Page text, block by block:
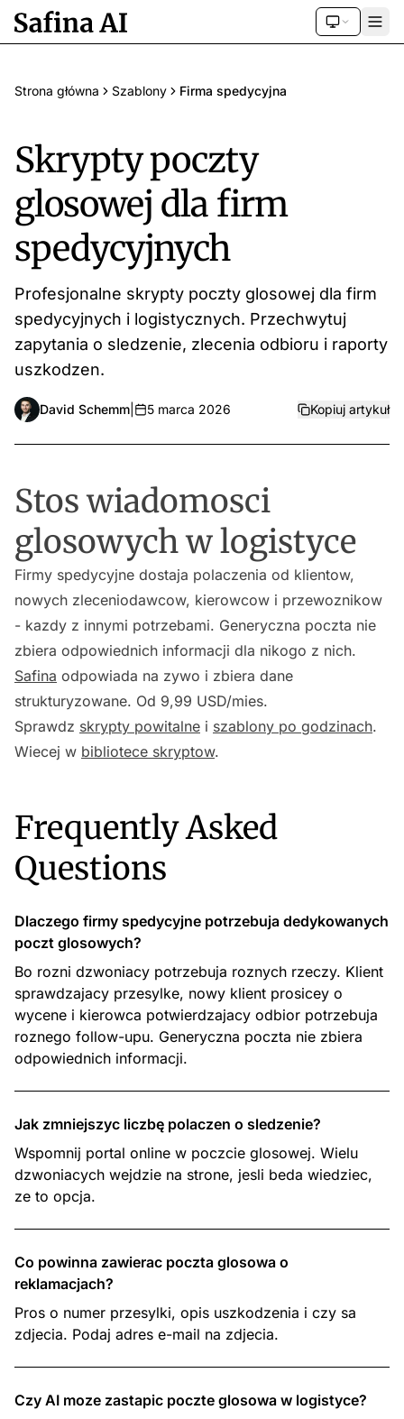
Strona główna Szablony Firma spedycyjna
Skrypty poczty
glosowej dla firm
spedycyjnych
Profesjonalne skrypty poczty glosowej dla firm
spedycyjnych i logistycznych. Przechwytuj
zapytania o sledzenie, zlecenia odbioru i raporty
uszkodzen.
David Schemm 5 marca 2026 Kopiuj artykuł
Stos wiadomosci
glosowych w logistyce
Firmy spedycyjne dostaja polaczenia od klientow,
nowych zleceniodawcow, kierowcow i przewoznikow
- kazdy z innymi potrzebami. Generyczna poczta nie
zbiera odpowiednich informacji dla nikogo z nich.
Safina odpowiada na zywo i zbiera dane
strukturyzowane. Od 9,99 USD/mies.
Sprawdz skrypty powitalne i szablony po godzinach.
Wiecej w bibliotece skryptow.
Frequently Asked
Questions
Dlaczego firmy spedycyjne potrzebuja dedykowanych
poczt glosowych?
Bo rozni dzwoniacy potrzebuja roznych rzeczy. Klient
sprawdzajacy przesylke, nowy klient prosicey o
wycene i kierowca potwierdzajacy odbior potrzebuja
roznego follow-upu. Generyczna poczta nie zbiera
odpowiednich informacji.
Jak zmniejszyc liczbę polaczen o sledzenie?
Wspomnij portal online w poczcie glosowej. Wielu
dzwoniacych wejdzie na strone, jesli beda wiedziec,
ze to opcja.
Co powinna zawierac poczta glosowa o
reklamacjach?
Pros o numer przesylki, opis uszkodzenia i czy sa
zdjecia. Podaj adres e-mail na zdjecia.
Czy AI moze zastapic poczte glosowa w logistyce?